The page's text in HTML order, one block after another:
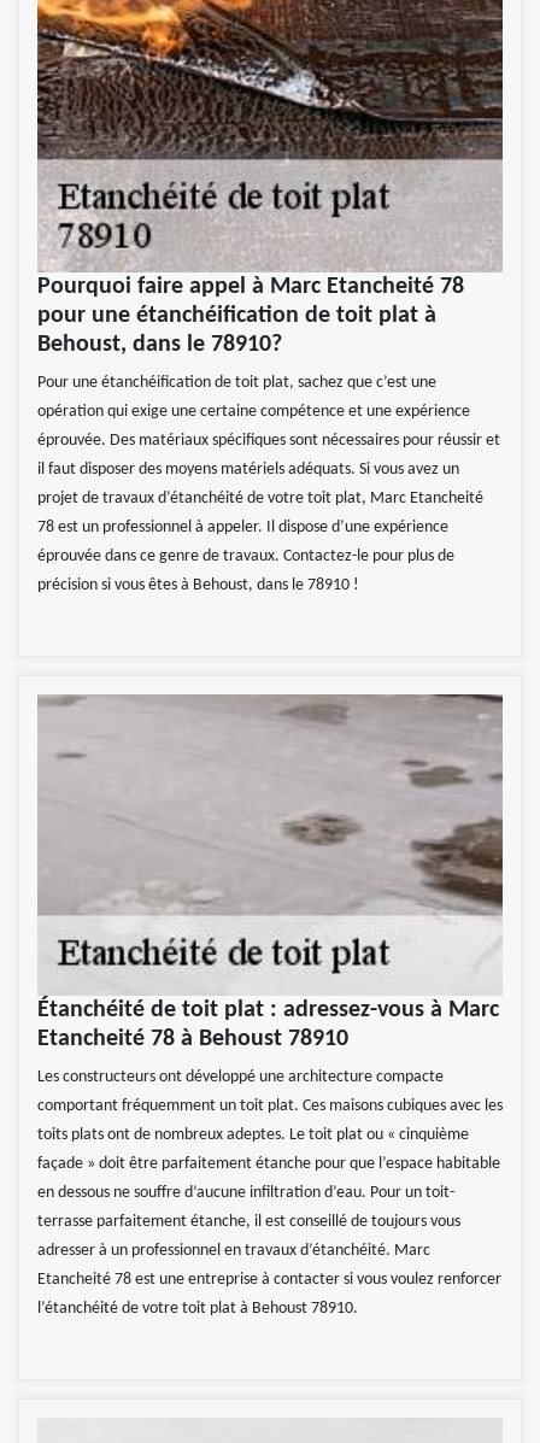
Pourquoi faire appel à Marc Etancheité 78
pour une étanchéification de toit plat à
Behoust, dans le 78910?
Pour une étanchéification de toit plat, sachez que c’est une
opération qui exige une certaine compétence et une expérience
éprouvée. Des matériaux spécifiques sont nécessaires pour réussir et
il faut disposer des moyens matériels adéquats. Si vous avez un
projet de travaux d’étanchéité de votre toit plat, Marc Etancheité
78 est un professionnel à appeler. Il dispose d’une expérience
éprouvée dans ce genre de travaux. Contactez-le pour plus de
précision si vous êtes à Behoust, dans le 78910 !
Étanchéité de toit plat : adressez-vous à Marc
Etancheité 78 à Behoust 78910
Les constructeurs ont développé une architecture compacte
comportant fréquemment un toit plat. Ces maisons cubiques avec les
toits plats ont de nombreux adeptes. Le toit plat ou « cinquième
façade » doit être parfaitement étanche pour que l’espace habitable
en dessous ne souffre d’aucune infiltration d’eau. Pour un toit-
terrasse parfaitement étanche, il est conseillé de toujours vous
adresser à un professionnel en travaux d’étanchéité. Marc
Etancheité 78 est une entreprise à contacter si vous voulez renforcer
l’étanchéité de votre toit plat à Behoust 78910.